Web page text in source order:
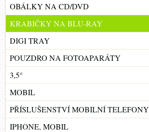
OBÁLKY NA CD/DVD
KRABIČKY NA BLU-RAY
DIGI TRAY
POUZDRO NA FOTOAPARÁTY
3,5°
MOBIL
PŘÍSLUŠENSTVÍ MOBILNÍ TELEFONY
IPHONE, MOBIL